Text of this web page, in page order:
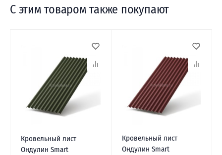
С этим товаром также покупают
Кровельный лист
Ондулин Smart
Кровельный лист
Ондулин Smart